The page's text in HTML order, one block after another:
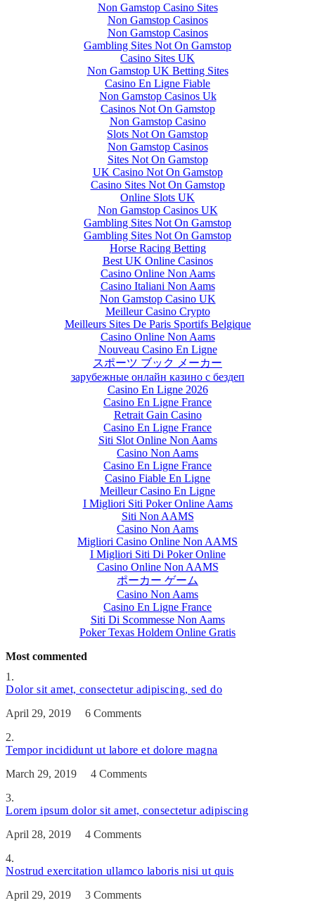
Non Gamstop Casino Sites
Non Gamstop Casinos
Non Gamstop Casinos
Gambling Sites Not On Gamstop
Casino Sites UK
Non Gamstop UK Betting Sites
Casino En Ligne Fiable
Non Gamstop Casinos Uk
Casinos Not On Gamstop
Non Gamstop Casino
Slots Not On Gamstop
Non Gamstop Casinos
Sites Not On Gamstop
UK Casino Not On Gamstop
Casino Sites Not On Gamstop
Online Slots UK
Non Gamstop Casinos UK
Gambling Sites Not On Gamstop
Gambling Sites Not On Gamstop
Horse Racing Betting
Best UK Online Casinos
Casino Online Non Aams
Casino Italiani Non Aams
Non Gamstop Casino UK
Meilleur Casino Crypto
Meilleurs Sites De Paris Sportifs Belgique
Casino Online Non Aams
Nouveau Casino En Ligne
スポーツ ブック メーカー
зарубежные онлайн казино с бездеп
Casino En Ligne 2026
Casino En Ligne France
Retrait Gain Casino
Casino En Ligne France
Siti Slot Online Non Aams
Casino Non Aams
Casino En Ligne France
Casino Fiable En Ligne
Meilleur Casino En Ligne
I Migliori Siti Poker Online Aams
Siti Non AAMS
Casino Non Aams
Migliori Casino Online Non AAMS
I Migliori Siti Di Poker Online
Casino Online Non AAMS
ポーカー ゲーム
Casino Non Aams
Casino En Ligne France
Siti Di Scommesse Non Aams
Poker Texas Holdem Online Gratis
Most commented
1.
Dolor sit amet, consectetur adipiscing, sed do
April 29, 2019 6 Comments
2.
Tempor incididunt ut labore et dolore magna
March 29, 2019 4 Comments
3.
Lorem ipsum dolor sit amet, consectetur adipiscing
April 28, 2019 4 Comments
4.
Nostrud exercitation ullamco laboris nisi ut quis
April 29, 2019 3 Comments